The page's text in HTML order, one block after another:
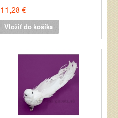
11,28 €
Vložiť do košíka